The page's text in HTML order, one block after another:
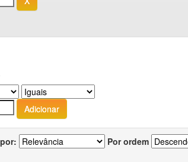
Por ordem